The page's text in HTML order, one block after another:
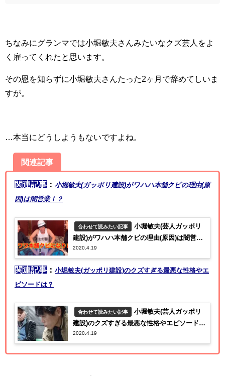
ちなみにグランマでは小堀敏夫さんみたいなクズ芸人をよ
く雇ってくれたと思います。
その恩を知らずに小堀敏夫さんたった2ヶ月で辞めてしいま
すが。
…本当にどうしようもないですよね。
関連記事
関連記事 ： 小堀敏夫(ガッポリ建設)がワハハ本舗クビの理由(原
因)は闇営業！？
合わせて読みたい記事
小堀敏夫(芸人ガッポリ
建設)がワハハ本舗クビの理由(原因)は闇営
業！？【ザノンフィクション】
2020.4.19
関連記事 ： 小堀敏夫(ガッポリ建設)のクズすぎる最悪な性格やエ
ピソードは？
合わせて読みたい記事
小堀敏夫(芸人ガッポリ
建設)のクズすぎる最悪な性格やエピソード
は？【ザノンフィクション】
2020.4.19